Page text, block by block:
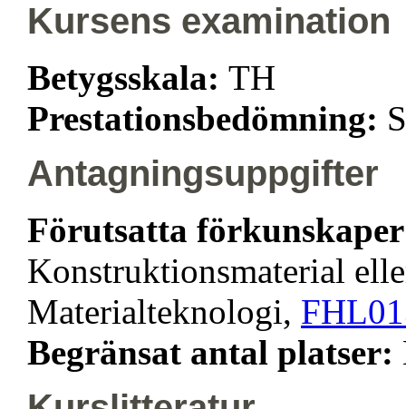
Kursens examination
Betygsskala: TH
Prestationsbedömning:
Antagningsuppgifter
Förutsatta
Konstruktionsmaterial
Materialteknologi,
Begränsat antal platser: